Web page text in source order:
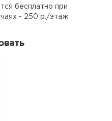
бесплатно при
- 250 р./этаж